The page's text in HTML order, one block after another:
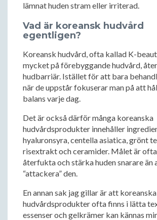
lämnat huden stram eller irriterad.
Vad är koreansk hudvård
egentligen?
Koreansk hudvård, ofta kallad K-
mycket på förebyggande hudvård,
hudbarriär. Istället för att bara
när de uppstår fokuserar man på att
balans varje dag.
Det är också därför många koreanska
hudvårdsprodukter innehåller
hyaluronsyra, centella asiatica, grönt
risextrakt och ceramider. Målet är
återfukta och stärka huden snarare än
“attackera” den.
En annan sak jag gillar är att koreanska
hudvårdsprodukter ofta finns i lätta
essenser och gelkrämer kan kännas